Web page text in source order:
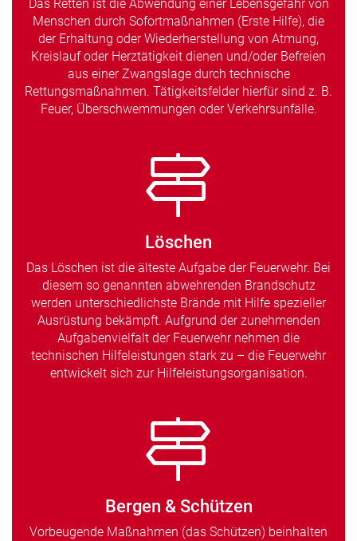
Das Retten ist die Abwendung einer Lebensgefahr von
Menschen durch Sofortmaßnahmen (Erste Hilfe), die
der Erhaltung oder Wiederherstellung von Atmung,
Kreislauf oder Herztätigkeit dienen und/oder Befreien
aus einer Zwangslage durch technische
Rettungsmaßnahmen. Tätigkeitsfelder hierfür sind z. B.
Feuer, Überschwemmungen oder Verkehrsunfälle.
Löschen
Das Löschen ist die älteste Aufgabe der Feuerwehr. Bei
diesem so genannten abwehrenden Brandschutz
werden unterschiedlichste Brände mit Hilfe spezieller
Ausrüstung bekämpft. Aufgrund der zunehmenden
Aufgabenvielfalt der Feuerwehr nehmen die
technischen Hilfeleistungen stark zu – die Feuerwehr
entwickelt sich zur Hilfeleistungsorganisation.
Bergen & Schützen
Vorbeugende Maßnahmen (das Schützen) beinhalten